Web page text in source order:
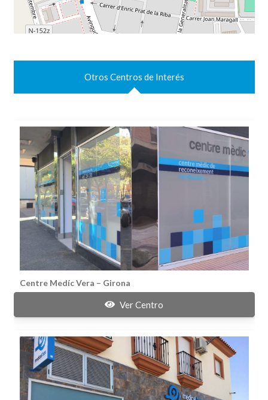
Otros Centros de Interés
Centre Medíc Vera – Girona
Ver Centro